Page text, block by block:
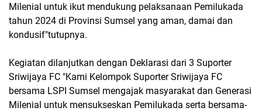
Milenial untuk ikut mendukung pelaksanaan Pemilukada
tahun 2024 di Provinsi Sumsel yang aman, damai dan
kondusif"tutupnya.
Kegiatan dilanjutkan dengan Deklarasi dari 3 Suporter
Sriwijaya FC "Kami Kelompok Suporter Sriwijaya FC
bersama LSPI Sumsel mengajak masyarakat dan Generasi
Milenial untuk mensukseskan Pemilukada serta bersama-